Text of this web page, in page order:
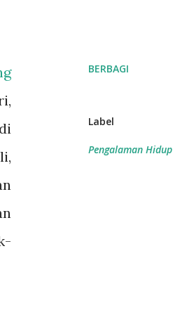
BERBAGI
Label
Pengalaman Hidup